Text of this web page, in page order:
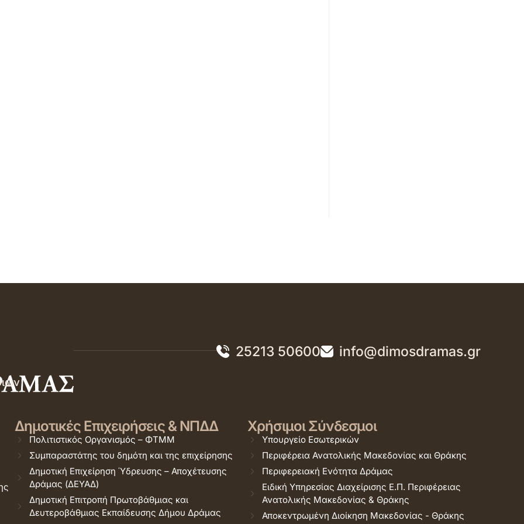
25213 50600 info@dimosdramas.gr
Δημοτικές Επιχειρήσεις & ΝΠΔΔ
Πολιτιστικός Οργανισμός – ΦΤΜΜ
Συμπαραστάτης του δημότη και της επιχείρησης
Δημοτική Επιχείρηση Ύδρευσης – Αποχέτευσης
Δράμας (ΔΕΥΑΔ)
Δημοτική Επιτροπή Πρωτοβάθμιας και
Δευτεροβάθμιας Εκπαίδευσης Δήμου Δράμας
Χρήσιμοι Σύνδεσμοι
Υπουργείο Εσωτερικών
Περιφέρεια Ανατολικής Μακεδονίας και Θράκης
Περιφερειακή Ενότητα Δράμας
Ειδική Υπηρεσίας Διαχείρισης Ε.Π. Περιφέρειας
Ανατολικής Μακεδονίας & Θράκης
Αποκεντρωμένη Διοίκηση Μακεδονίας - Θράκης